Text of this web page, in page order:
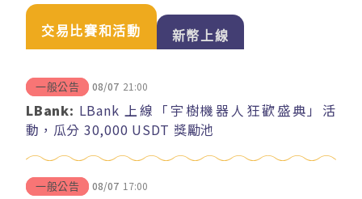
交易比賽和活動 新幣上線
一般公告 08/07 21:00
LBank: LBank 上線「宇樹機器人狂歡盛典」活
動，瓜分 30,000 USDT 獎勵池
一般公告 08/07 17:00